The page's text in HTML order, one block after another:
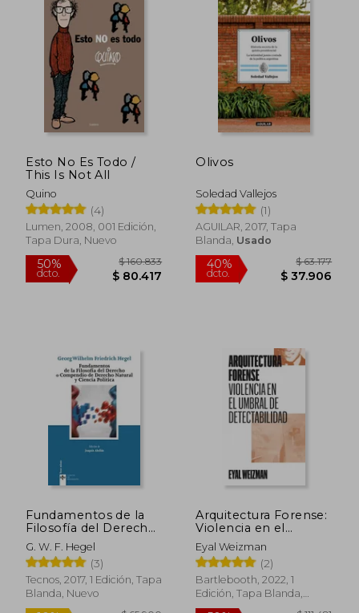
10% $ 50.999
Rápido
50% $
Esto No Es Todo /
This Is Not All
Quino
(4)
Lumen, 2008, 001 Edición,
Tapa Dura, Nuevo
Olivos
Soledad Vallejos
(1)
AGUILAR, 2017, Tapa
Blanda, Usado
Fundamentos de la
Filosofía del Derecho:
O Compendio de
Derecho Natural y
Ciencia Política
(Clásicos - Clásicos del
Pensamiento)
G. W. F. Hegel
(3)
Tecnos, 2017, 1 Edición, Tapa
Blanda, Nuevo
Arquitectura Forense:
Violencia en el
Umbral de
Detectabilidad: 2
(Coleccion)
Eyal Weizman
(2)
Bartlebooth, 2022, 1
Edición, Tapa Blanda,
Nuevo